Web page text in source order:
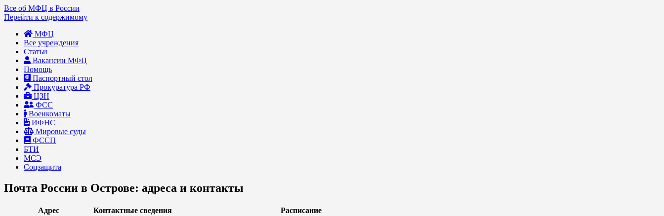
Все об МФЦ в России
Перейти к содержимому
МФЦ
Все учреждения
Статьи
Вакансии МФЦ
Помощь
Паспортный стол
Прокуратура РФ
ЦЗН
ФСС
Военкоматы
ИФНС
Мировые суды
ФССП
БТИ
МСЭ
Соцзащита
Почта России в Острове: адреса и контакты
Адрес Контактные сведения Расписание